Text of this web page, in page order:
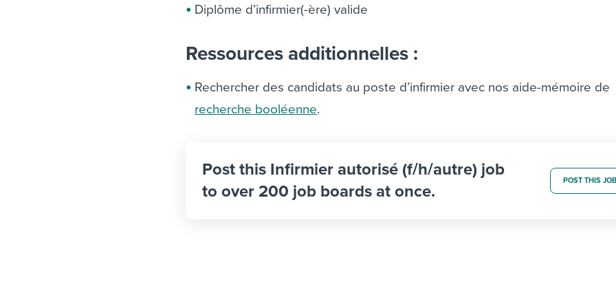
Diplôme d’infirmier(-ère) valide
Ressources additionnelles :
Rechercher des candidats au poste d’infirmier avec nos aide-mémoire de
recherche booléenne.
Post this Infirmier autorisé (f/h/autre) job
to over 200 job boards at once.
POST THIS